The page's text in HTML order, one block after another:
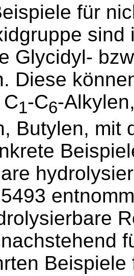
für
Glycidyl-
Diese
1-C6-
Butylen, mit